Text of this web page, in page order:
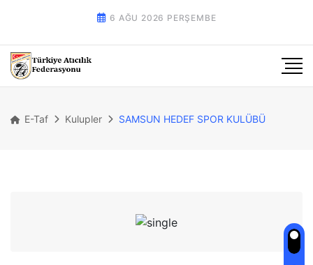
6 AĞU 2026 PERŞEMBE
E-Taf Kulupler SAMSUN HEDEF SPOR KULÜBÜ